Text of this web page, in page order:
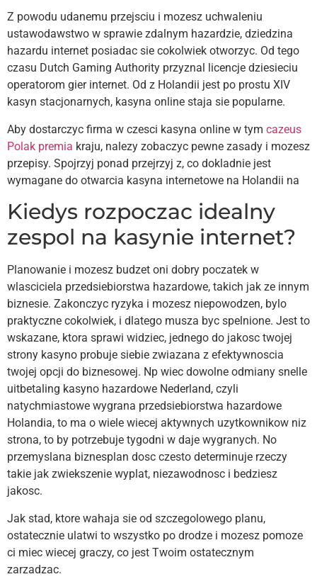
Z powodu udanemu przejsciu i mozesz uchwaleniu
ustawodawstwo w sprawie zdalnym hazardzie, dziedzina
hazardu internet posiadac sie cokolwiek otworzyc. Od tego
czasu Dutch Gaming Authority przyznal licencje dziesieciu
operatorom gier internet. Od z Holandii jest po prostu XIV
kasyn stacjonarnych, kasyna online staja sie popularne.
Aby dostarczyc firma w czesci kasyna online w tym cazeus
Polak premia kraju, nalezy zobaczyc pewne zasady i mozesz
przepisy. Spojrzyj ponad przejrzyj z, co dokladnie jest
wymagane do otwarcia kasyna internetowe na Holandii na
Kiedys rozpoczac idealny
zespol na kasynie internet?
Planowanie i mozesz budzet oni dobry poczatek w
wlasciciela przedsiebiorstwa hazardowe, takich jak ze innym
biznesie. Zakonczyc ryzyka i mozesz niepowodzen, bylo
praktyczne cokolwiek, i dlatego musza byc spelnione. Jest to
wskazane, ktora sprawi widziec, jednego do jakosc twojej
strony kasyno probuje siebie zwiazana z efektywnoscia
twojej opcji do biznesowej. Np wiec dowolne odmiany snelle
uitbetaling kasyno hazardowe Nederland, czyli
natychmiastowe wygrana przedsiebiorstwa hazardowe
Holandia, to ma o wiele wiecej aktywnych uzytkownikow niz
strona, to by potrzebuje tygodni w daje wygranych. No
przemyslana biznesplan dosc czesto determinuje rzeczy
takie jak zwiekszenie wyplat, niezawodnosc i bedziesz
jakosc.
Jak stad, ktore wahaja sie od szczegolowego planu,
ostatecznie ulatwi to wszystko po drodze i mozesz pomoze
ci miec wiecej graczy, co jest Twoim ostatecznym
zarzadzac.